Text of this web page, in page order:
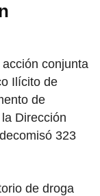
acción conjunta
Ilícito de
de
Dirección
323
de droga